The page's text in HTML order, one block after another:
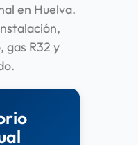
en Huelva.
gas R32 y